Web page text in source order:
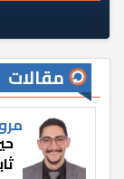
مقالات